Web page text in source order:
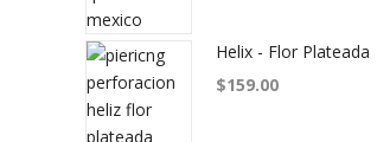
Helix - Flor Plateada
$159.00